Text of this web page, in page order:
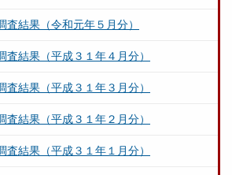
査結果（令和元年５月分）
査結果（平成３１年４月分）
査結果（平成３１年３月分）
査結果（平成３１年２月分）
査結果（平成３１年１月分）